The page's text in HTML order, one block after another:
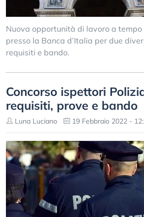
Nuova opportunità di lavoro a
presso la Banca d’Italia per due
requisiti e bando.
Concorso ispettori
requisiti, prove e bando
Luna Luciano 19 Febbraio 2022 -